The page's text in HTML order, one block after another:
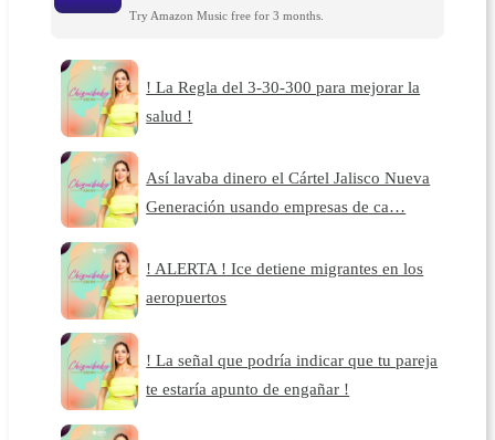
Try Amazon Music free for 3 months.
! La Regla del 3-30-300 para mejorar la
salud !
Así lavaba dinero el Cártel Jalisco Nueva
Generación usando empresas de ca…
! ALERTA ! Ice detiene migrantes en los
aeropuertos
! La señal que podría indicar que tu pareja
te estaría apunto de engañar !